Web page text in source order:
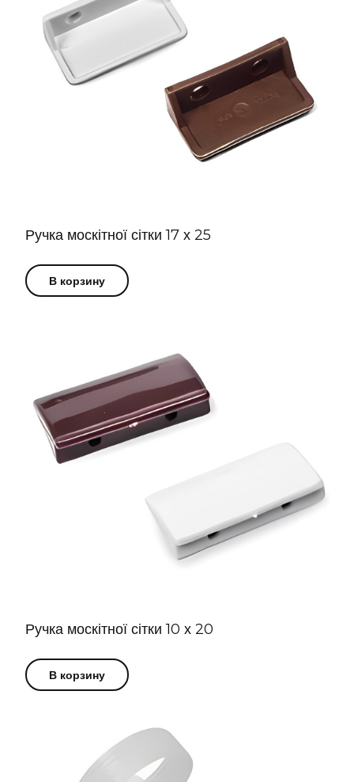
Ручка москітної сітки 17 х 25
В корзину
Ручка москітної сітки 10 х 20
В корзину